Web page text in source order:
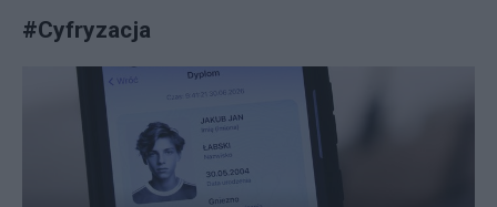
#Cyfryzacja